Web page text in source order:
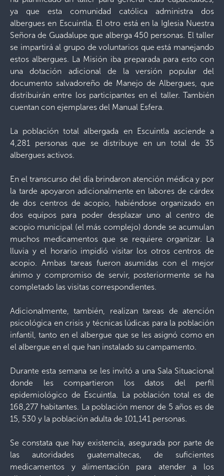
ya que esta comunidad católica administra dos
albergues en Escuintla. El otro está en la Iglesia Nuestra
Señora de Guadalupe que alberga 450 personas. El taller
se impartirá al grupo de voluntarios que está manejando
estos albergues. La Misión iba preparada para esto con
una dotación adicional de la versión popular del
documento salvadoreño de Manejo de Albergues, que
distribuirán entre los participantes en el taller. También
cuentan con ejemplares del Manual Esfera.
La población total albergada en Escuintla asciende a
4,281 personas que se distribuye en un total de 35
albergues activos.
En el transcurso del día brindaron atención médica y por
la tarde apoyaron adicionalmente en labores de cárdex
de dos centros de acopio, habiéndose organizado en
dos equipos para poder desplazar uno al centro de
acopio municipal (el más complejo) donde se acumulan
muchos medicamentos que se requiere organizar. La
lluvia y el horario impidió visitar los otros centros de
acopio. Ambas tareas fueron asumidas con el mejor
ánimo y compromiso de servir, posteriormente se ha
completado las visitas correspondientes.
Adicionalmente, también, realizan tareas de atención
psicológica en crisis y técnicas lúdicas para la población
infantil, tanto en el albergue que se les asignó como en
el albergue en el que han instalado su campamento.
Durante esta semana se les invitó a una Sala Situacional
donde les compartieron los datos del perfil
epidemiológico de Escuintla. La población total es de
168,277 habitantes. La población menor de 5 años es de
15, 530 y la población adulta de 101,141 personas.
Se constata que hay existencia, asegurada por parte de
las autoridades guatemaltecas, de suficientes
medicamentos y alimentación para atender a los